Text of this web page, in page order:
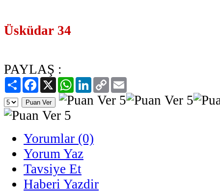
Üsküdar 34
PAYLAŞ :
PaylaşFacebook
X WhatsAppLinkedIn
Copy
Link
Yorumlar (0)
Yorum Yaz
Tavsiye Et
Haberi Yazdir